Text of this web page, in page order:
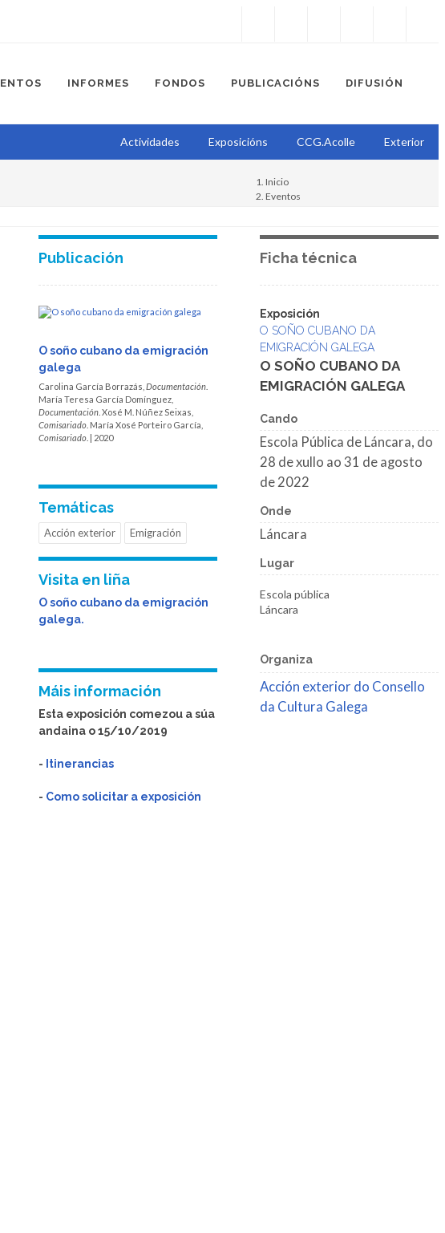
INFORMES FONDOS PUBLICACIÓNS DIFUSIÓN
Actividades Exposicións CCG.Acolle Exterior
Inicio
Eventos
Publicación
O soño cubano da emigración
galega
Carolina García Borrazás, Documentación.
María Teresa García Domínguez,
Documentación. Xosé M. Núñez Seixas,
Comisariado. María Xosé Porteiro García,
Comisariado. | 2020
Temáticas
Acción exterior Emigración
Visita en liña
O soño cubano da emigración
galega.
Máis información
Esta exposición comezou a súa
andaina o 15/10/2019
- Itinerancias
- Como solicitar a exposición
Ficha técnica
Exposición
O SOÑO CUBANO DA
EMIGRACIÓN GALEGA
O SOÑO CUBANO DA
EMIGRACIÓN GALEGA
Cando
Escola Pública de Láncara, do
28 de xullo ao 31 de agosto
de 2022
Onde
Láncara
Lugar
Escola pública
Láncara
Organiza
Acción exterior do Consello
da Cultura Galega